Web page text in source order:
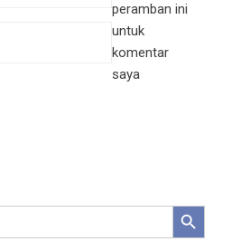
peramban ini
untuk
komentar
saya
Search Button